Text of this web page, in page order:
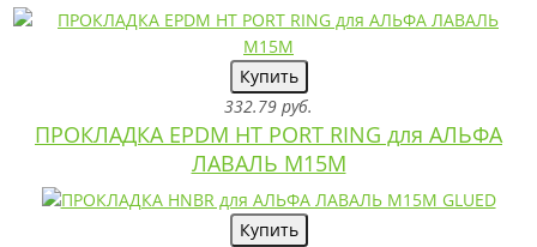
Купить
332.79 руб.
ПРОКЛАДКА EPDM HT PORT RING для АЛЬФА
ЛАВАЛЬ M15M
Купить